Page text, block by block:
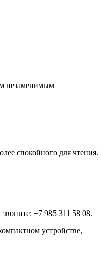
незаменимым
спокойного для чтения.
+7 985 311 58 08.
устройстве,